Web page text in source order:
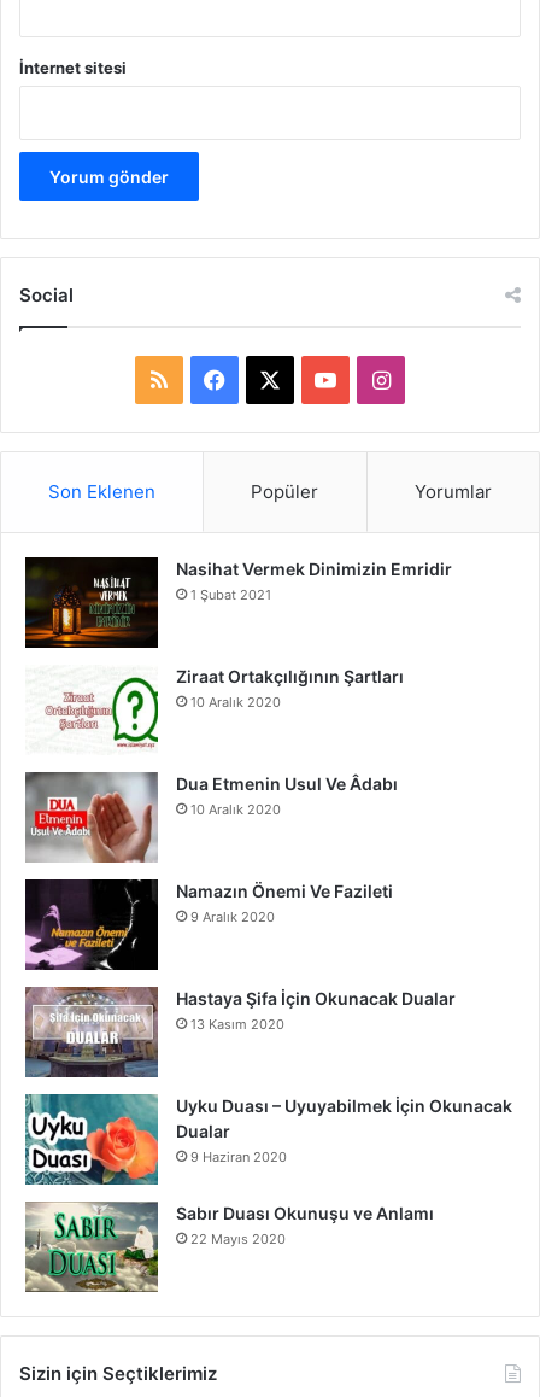
İnternet sitesi
Social
S
a
b
o
o
u
e
I
n
a
r
Son Eklenen Popüler Yorumlar
Nasihat Vermek Dinimizin Emridir
1 Şubat 2021
Ziraat Ortakçılığının Şartları
10 Aralık 2020
Dua Etmenin Usul Ve Âdabı
10 Aralık 2020
Namazın Önemi Ve Fazileti
9 Aralık 2020
Hastaya Şifa İçin Okunacak Dualar
13 Kasım 2020
Uyku Duası – Uyuyabilmek İçin Okunacak
Dualar
9 Haziran 2020
Sabır Duası Okunuşu ve Anlamı
22 Mayıs 2020
Sizin için Seçtiklerimiz